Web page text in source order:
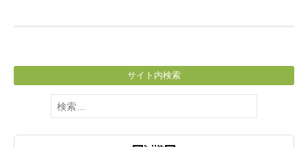
サイト内検索
検
索: